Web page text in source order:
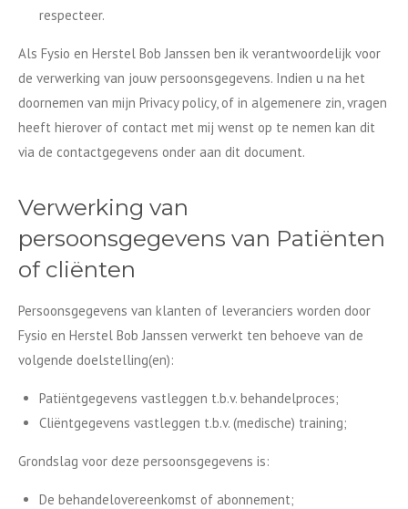
respecteer.
Als Fysio en Herstel Bob Janssen ben ik verantwoordelijk voor
de verwerking van jouw persoonsgegevens. Indien u na het
doornemen van mijn Privacy policy, of in algemenere zin, vragen
heeft hierover of contact met mij wenst op te nemen kan dit
via de contactgegevens onder aan dit document.
Verwerking van
persoonsgegevens van Patiënten
of cliënten
Persoonsgegevens van klanten of leveranciers worden door
Fysio en Herstel Bob Janssen verwerkt ten behoeve van de
volgende doelstelling(en):
Patiëntgegevens vastleggen t.b.v. behandelproces;
Cliëntgegevens vastleggen t.b.v. (medische) training;
Grondslag voor deze persoonsgegevens is:
De behandelovereenkomst of abonnement;